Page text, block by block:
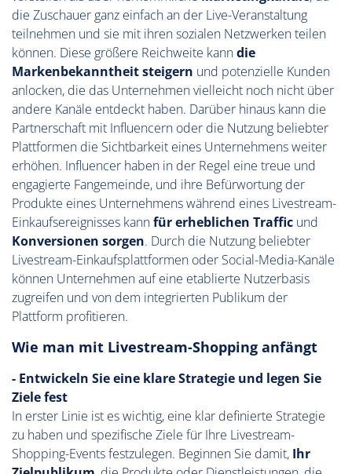
die Zuschauer ganz einfach an der Live-Veranstaltung
teilnehmen und sie mit ihren sozialen Netzwerken teilen
können. Diese größere Reichweite kanndie
Markenbekanntheit steigern und potenzielle Kunden
anlocken, die das Unternehmen vielleicht noch nicht über
andere Kanäle entdeckt haben. Darüber hinaus kann die
Partnerschaft mit Influencern oder die Nutzung beliebter
Plattformen die Sichtbarkeit eines Unternehmens weiter
erhöhen. Influencer haben in der Regel eine treue und
engagierte Fangemeinde, und ihre Befürwortung der
Produkte eines Unternehmens während eines Livestream-
Einkaufsereignisses kannfür erheblichen Traffic und
Konversionen sorgen. Durch die Nutzung beliebter
Livestream-Einkaufsplattformen oder Social-Media-Kanäle
können Unternehmen auf eine etablierte Nutzerbasis
zugreifen und von dem integrierten Publikum der
Plattform profitieren.
Wie man mit Livestream-Shopping anfängt
- Entwickeln Sie eine klare Strategie und legen Sie
Ziele fest
In erster Linie ist es wichtig, eine klar definierte Strategie
zu haben und spezifische Ziele für Ihre Livestream-
Shopping-Events festzulegen. Beginnen Sie damit, Ihr